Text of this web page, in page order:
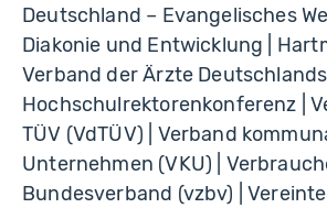
Deutschland – Evangelisches
Diakonie und Entwicklung |
Verband der Ärzte Deutschlands |
Hochschulrektorenkonferenz |
TÜV (VdTÜV) | Verband
Unternehmen (VKU) |
Bundesverband (vzbv) | Vereinte